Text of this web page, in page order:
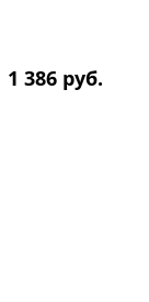
1 386 руб.